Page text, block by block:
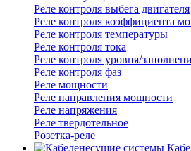
Реле контроля выбега двигателя
Реле контроля коэффициента
Реле контроля температуры
Реле контроля тока
Реле контроля уровня/
Реле контроля фаз
Реле мощности
Реле направления мощности
Реле напряжения
Реле твердотельное
Розетка-реле